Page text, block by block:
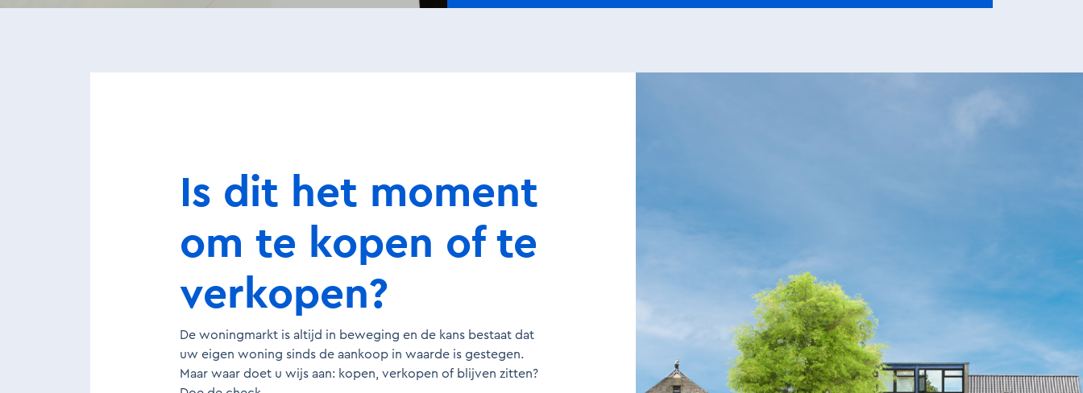
Is dit het moment
om te kopen of te
verkopen?
De woningmarkt is altijd in beweging en de kans bestaat dat
uw eigen woning sinds de aankoop in waarde is gestegen.
Maar waar doet u wijs aan: kopen, verkopen of blijven zitten?